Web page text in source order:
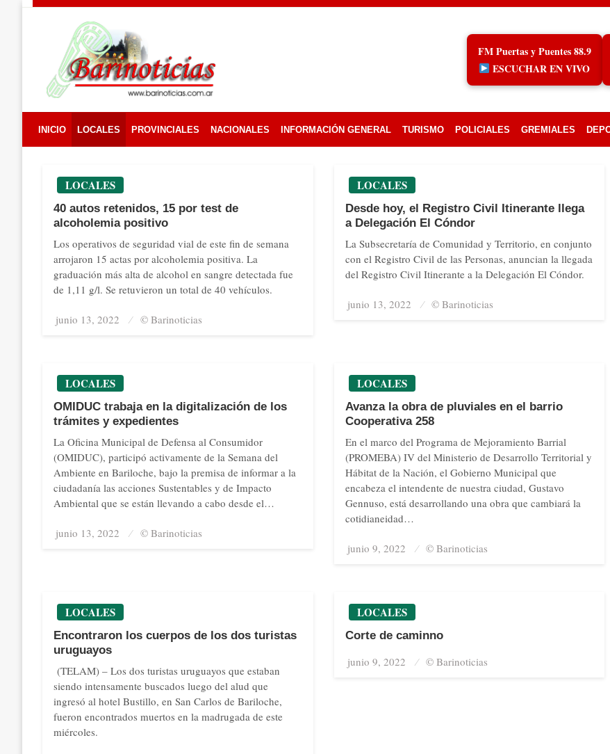
FM Puertas y Puentes 88.9
ESCUCHAR EN VIVO
INICIO LOCALES PROVINCIALES NACIONALES INFORMACIÓN GENERAL TURISMO POLICIALES GREMIALES
LOCALES
40 autos retenidos, 15 por test de
alcoholemia positivo
Los operativos de seguridad vial de este fin de semana
arrojaron 15 actas por alcoholemia positiva. La
graduación más alta de alcohol en sangre detectada fue
de 1,11 g/l. Se retuvieron un total de 40 vehículos.
Posted
junio 13, 2022 © Barinoticias
LOCALES
Desde hoy, el Registro Civil Itinerante llega
a Delegación El Cóndor
La Subsecretaría de Comunidad y Territorio, en conjunto
con el Registro Civil de las Personas, anuncian la llegada
del Registro Civil Itinerante a la Delegación El Cóndor.
Posted
junio 13, 2022 © Barinoticias
LOCALES
OMIDUC trabaja en la digitalización de los
trámites y expedientes
La Oficina Municipal de Defensa al Consumidor
(OMIDUC), participó activamente de la Semana del
Ambiente en Bariloche, bajo la premisa de informar a la
ciudadanía las acciones Sustentables y de Impacto
Ambiental que se están llevando a cabo desde el…
Posted
junio 13, 2022 © Barinoticias
LOCALES
Avanza la obra de pluviales en el barrio
Cooperativa 258
En el marco del Programa de Mejoramiento Barrial
(PROMEBA) IV del Ministerio de Desarrollo Territorial y
Hábitat de la Nación, el Gobierno Municipal que
encabeza el intendente de nuestra ciudad, Gustavo
Gennuso, está desarrollando una obra que cambiará la
cotidianeidad…
Posted
junio 9, 2022 © Barinoticias
LOCALES
Encontraron los cuerpos de los dos turistas
uruguayos
(TELAM) – Los dos turistas uruguayos que estaban
siendo intensamente buscados luego del alud que
ingresó al hotel Bustillo, en San Carlos de Bariloche,
fueron encontrados muertos en la madrugada de este
miércoles.
LOCALES
Corte de caminno
Posted
junio 9, 2022 © Barinoticias